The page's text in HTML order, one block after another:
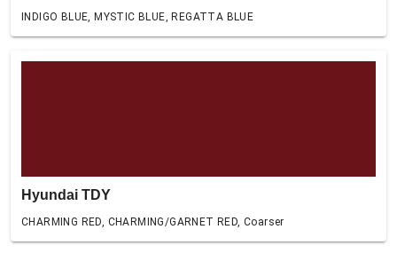
INDIGO BLUE, MYSTIC BLUE, REGATTA BLUE
Hyundai TDY
CHARMING RED, CHARMING/GARNET RED, Coarser